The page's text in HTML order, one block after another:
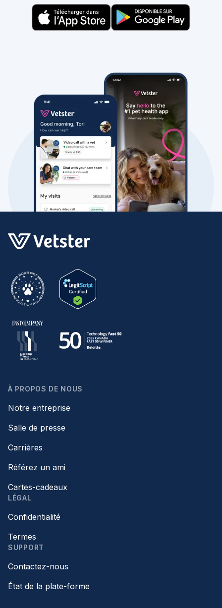
À PROPOS DE NOUS
Notre entreprise
Salle de presse
Carrières
Référez un ami
Cartes-cadeaux
LÉGAL
Confidentialité
Termes
SUPPORT
Contactez-nous
État de la plate-forme